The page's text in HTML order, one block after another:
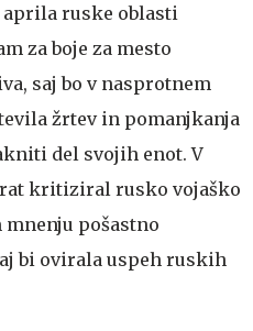
ruske oblasti
za boje za mesto
saj bo v nasprotnem
žrtev in pomanjkanja
del svojih enot. V
kritiziral rusko vojaško
pošastno
bi ovirala uspeh ruskih